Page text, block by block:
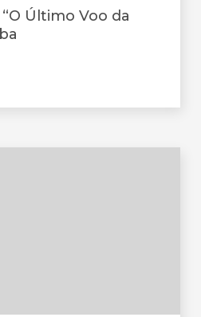
Último Voo da